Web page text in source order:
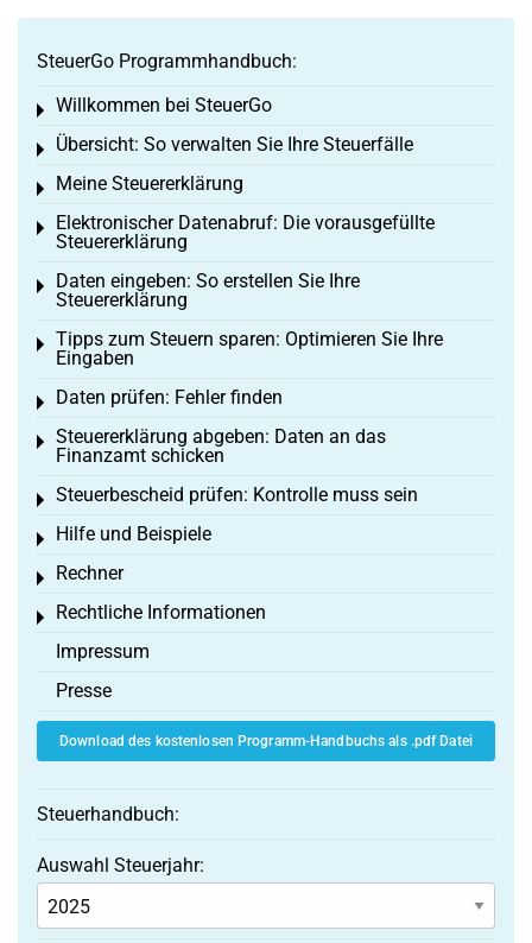
SteuerGo Programmhandbuch:
Willkommen bei SteuerGo
Toggle menu
Übersicht: So verwalten Sie Ihre Steuerfälle
Toggle menu
Meine Steuererklärung
Toggle menu
Elektronischer Datenabruf: Die vorausgefüllte
Steuererklärung
Toggle menu
Daten eingeben: So erstellen Sie Ihre
Steuererklärung
Toggle menu
Tipps zum Steuern sparen: Optimieren Sie Ihre
Eingaben
Toggle menu
Daten prüfen: Fehler finden
Toggle menu
Steuererklärung abgeben: Daten an das
Finanzamt schicken
Toggle menu
Steuerbescheid prüfen: Kontrolle muss sein
Toggle menu
Hilfe und Beispiele
Toggle menu
Rechner
Toggle menu
Rechtliche Informationen
Toggle menu
Impressum
Presse
Download des kostenlosen Programm-Handbuchs als .pdf Datei
Steuerhandbuch:
Auswahl Steuerjahr: